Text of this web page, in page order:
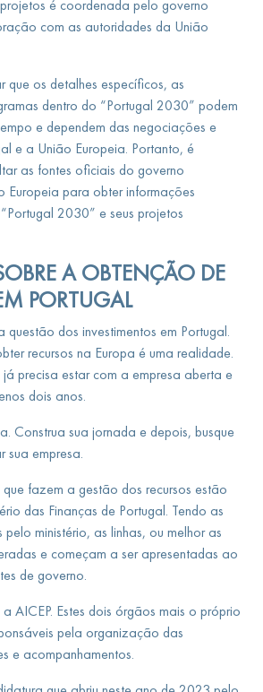
é coordenada pelo governo
com as autoridades da União
que os detalhes específicos, as
dentro do “Portugal 2030” podem
e dependem das negociações e
e a União Europeia. Portanto, é
as fontes oficiais do governo
Europeia para obter informações
2030” e seus projetos
A OBTENÇÃO DE
PORTUGAL
dos investimentos em Portugal.
recursos na Europa é uma realidade.
precisa estar com a empresa aberta e
dois anos.
Construa sua jornada e depois, busque
sua empresa.
fazem a gestão dos recursos estão
das Finanças de Portugal. Tendo as
ministério, as linhas, ou melhor as
e começam a ser apresentadas ao
de governo.
AICEP. Estes dois órgãos mais o próprio
pela organização das
e acompanhamentos.